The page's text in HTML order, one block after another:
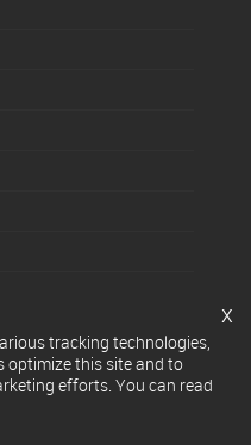
x
tracking technologies,
optimize this site and to
efforts. You can read